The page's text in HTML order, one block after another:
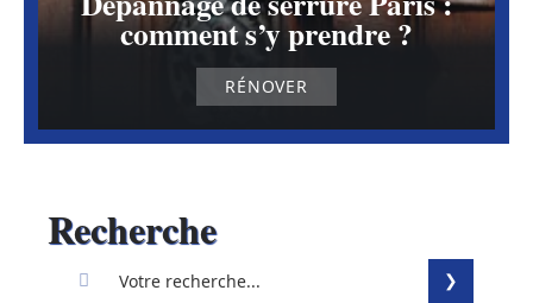
comment s’y prendre ?
RÉNOVER
Recherche